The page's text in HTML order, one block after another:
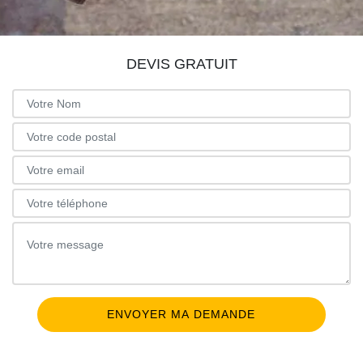
DEVIS GRATUIT